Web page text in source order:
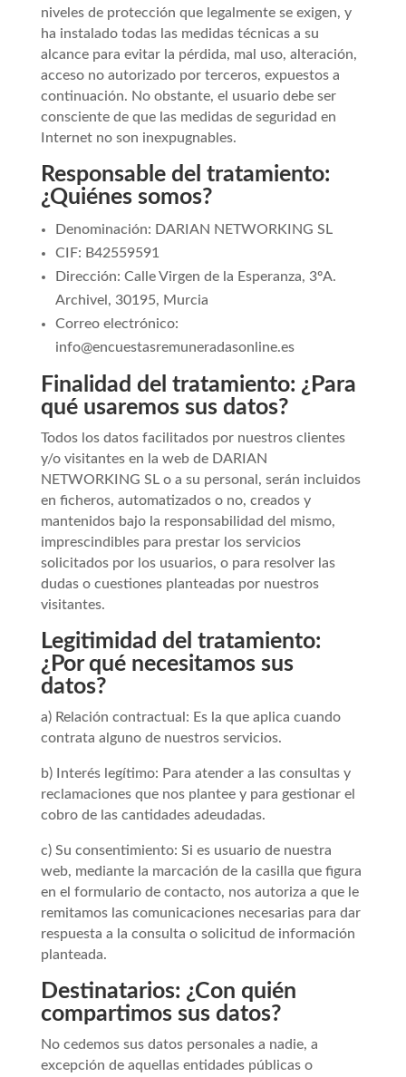
niveles de protección que legalmente se exigen, y
ha instalado todas las medidas técnicas a su
alcance para evitar la pérdida, mal uso, alteración,
acceso no autorizado por terceros, expuestos a
continuación. No obstante, el usuario debe ser
consciente de que las medidas de seguridad en
Internet no son inexpugnables.
Responsable del tratamiento:
¿Quiénes somos?
Denominación: DARIAN NETWORKING SL
CIF: B42559591
Dirección: Calle Virgen de la Esperanza, 3ºA.
Archivel, 30195, Murcia
Correo electrónico:
info@encuestasremuneradasonline.es
Finalidad del tratamiento: ¿Para
qué usaremos sus datos?
Todos los datos facilitados por nuestros clientes
y/o visitantes en la web de DARIAN
NETWORKING SL o a su personal, serán incluidos
en ficheros, automatizados o no, creados y
mantenidos bajo la responsabilidad del mismo,
imprescindibles para prestar los servicios
solicitados por los usuarios, o para resolver las
dudas o cuestiones planteadas por nuestros
visitantes.
Legitimidad del tratamiento:
¿Por qué necesitamos sus
datos?
a) Relación contractual: Es la que aplica cuando
contrata alguno de nuestros servicios.
b) Interés legítimo: Para atender a las consultas y
reclamaciones que nos plantee y para gestionar el
cobro de las cantidades adeudadas.
c) Su consentimiento: Si es usuario de nuestra
web, mediante la marcación de la casilla que figura
en el formulario de contacto, nos autoriza a que le
remitamos las comunicaciones necesarias para dar
respuesta a la consulta o solicitud de información
planteada.
Destinatarios: ¿Con quién
compartimos sus datos?
No cedemos sus datos personales a nadie, a
excepción de aquellas entidades públicas o